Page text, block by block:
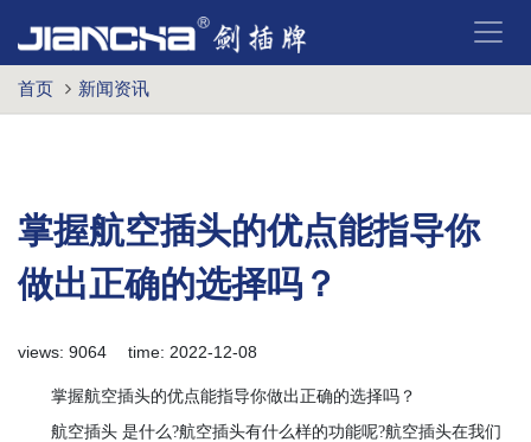
首页 新闻资讯
掌握航空插头的优点能指导你
做出正确的选择吗？
views: 9064 time: 2022-12-08
掌握航空插头的优点能指导你做出正确的选择吗？
航空插头 是什么?航空插头有什么样的功能呢?航空插头在我们